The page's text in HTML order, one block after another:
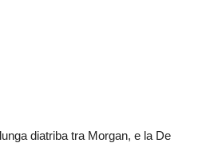
diatriba tra Morgan, e la De